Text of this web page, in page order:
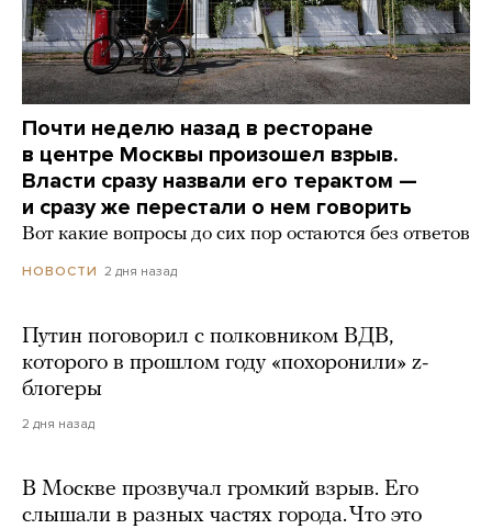
Почти неделю назад в ресторане
в центре Москвы произошел взрыв.
Власти сразу назвали его терактом —
и сразу же перестали о нем говорить
Вот какие вопросы до сих пор остаются без ответов
НОВОСТИ 2 дня назад
Путин поговорил с полковником ВДВ,
которого в прошлом году «похоронили» z-
блогеры
2 дня назад
В Москве прозвучал громкий взрыв. Его
слышали в разных частях города. Что это